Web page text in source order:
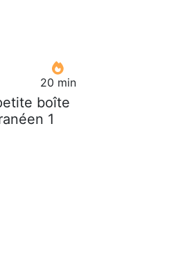
20 min
boîte
1